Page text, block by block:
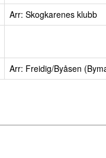
Arr: Skogkarenes klubb
Arr: Freidig/Byåsen